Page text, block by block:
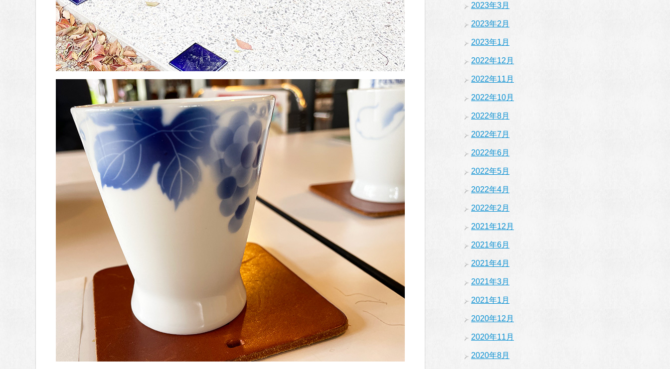
2023年3月
2023年2月
2023年1月
2022年12月
2022年11月
2022年10月
2022年8月
2022年7月
2022年6月
2022年5月
2022年4月
2022年2月
2021年12月
2021年6月
2021年4月
2021年3月
2021年1月
2020年12月
2020年11月
2020年8月